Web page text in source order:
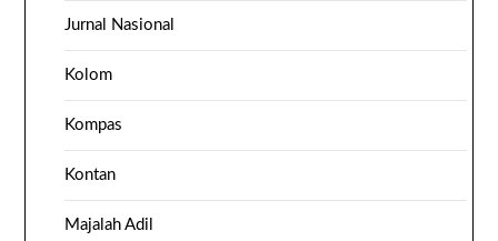
Jurnal Nasional
Kolom
Kompas
Kontan
Majalah Adil